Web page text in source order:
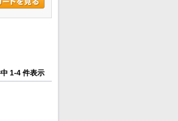
1-4 件表示